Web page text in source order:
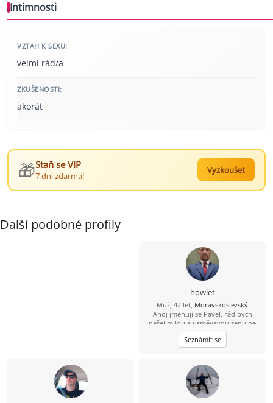
Intimnosti
VZTAH K SEXU:
velmi rád/a
ZKUŠENOSTI:
akorát
🎁Staň se VIP
7 dní zdarma!
Vyzkoušet
Další podobné profily
howlet
Muž, 42 let, Moravskoslezský
Ahoj jmenuji se Pavel, rád bych
našel milou a usměvavou ženu ne
jen na pokec ale pokud možno i na
vážný vztah mezi 26 a 49 lety, pokud
budeš chtít ozvi se, budu moc rád
Seznámit se